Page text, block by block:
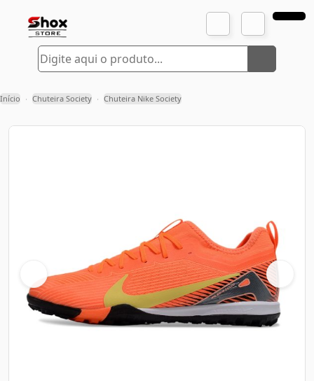
Início › Chuteira Society › Chuteira Nike Society